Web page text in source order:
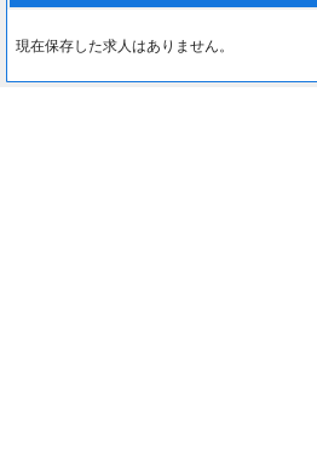
現在保存した求人はありません。